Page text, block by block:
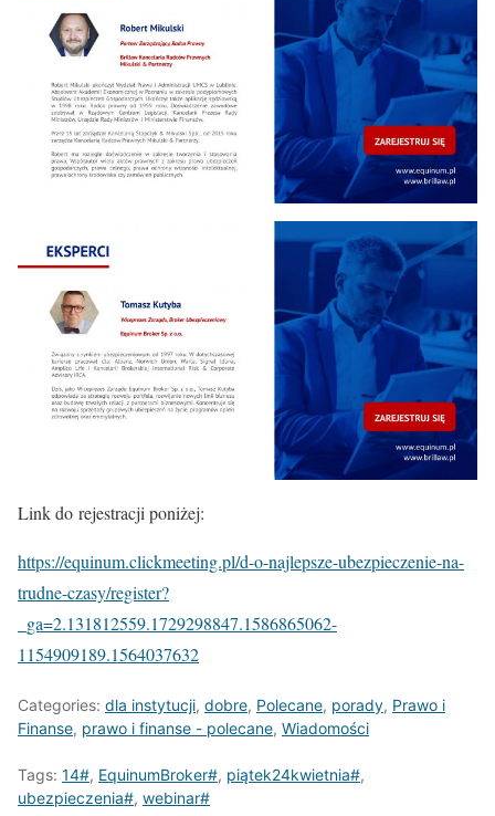
Link do rejestracji poniżej:
https://equinum.clickmeeting.pl/d-o-najlepsze-ubezpieczenie-na-
trudne-czasy/register?
_ga=2.131812559.1729298847.1586865062-
1154909189.1564037632
Categories: dla instytucji, dobre, Polecane, porady, Prawo i
Finanse, prawo i finanse - polecane, Wiadomości
Tags: 14#, EquinumBroker#, piątek24kwietnia#,
ubezpieczenia#, webinar#